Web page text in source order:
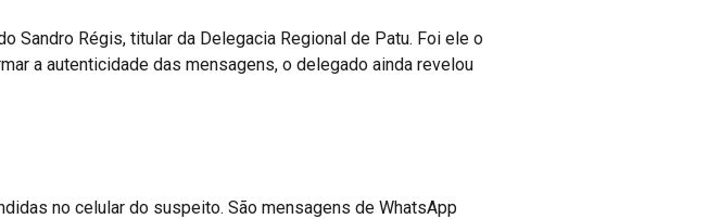
Sandro Régis, titular da Delegacia Regional de Patu. Foi ele o
a autenticidade das mensagens, o delegado ainda revelou
no celular do suspeito. São mensagens de WhatsApp